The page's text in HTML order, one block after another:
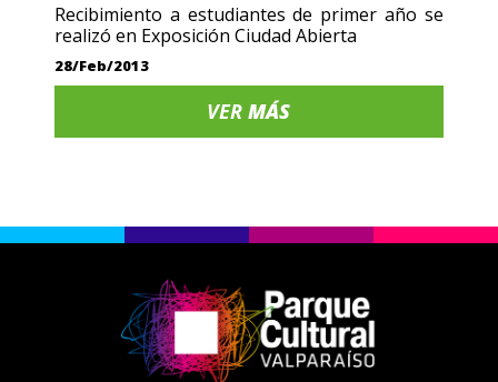
Recibimiento a estudiantes de primer año se
realizó en Exposición Ciudad Abierta
28/Feb/2013
VERMÁS